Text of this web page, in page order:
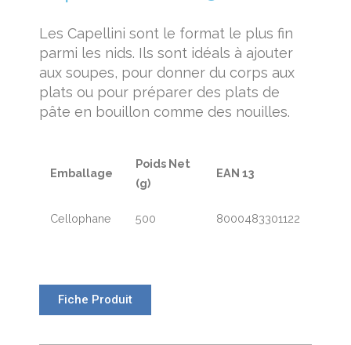
Les Capellini sont le format le plus fin
parmi les nids. Ils sont idéals à ajouter
aux soupes, pour donner du corps aux
plats ou pour préparer des plats de
pâte en bouillon comme des nouilles.
Emballage
Poids Net
(g)
EAN 13
Cellophane 500 8000483301122
Fiche Produit